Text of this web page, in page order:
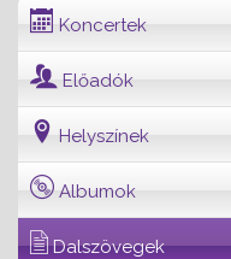
Koncertek
Előadók
Helyszínek
Albumok
Dalszövegek